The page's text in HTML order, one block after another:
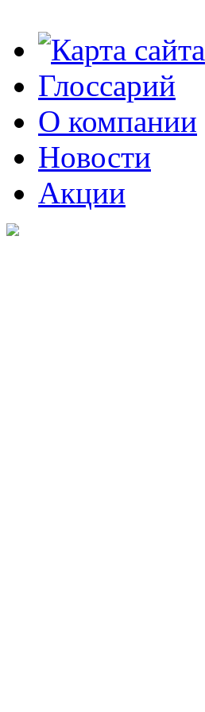
Карта сайта
Глоссарий
О компании
Новости
Акции